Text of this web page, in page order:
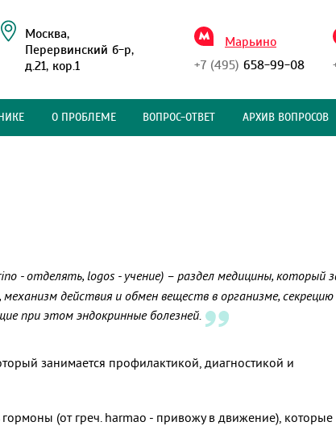
Москва,
Перервинский б-р,
д.21, кор.1
Марьино
+7 (495) 658-99-08
О ПРОБЛЕМЕ ВОПРОС-ОТВЕТ АРХИВ ВОПРОСОВ
- отделять, logos - учение) – раздел медицины, который
действия и обмен веществ в организме,
при этом эндокринные болезней.
занимается профилактикой, диагностикой и
(от греч. harmao - привожу в движение), которые